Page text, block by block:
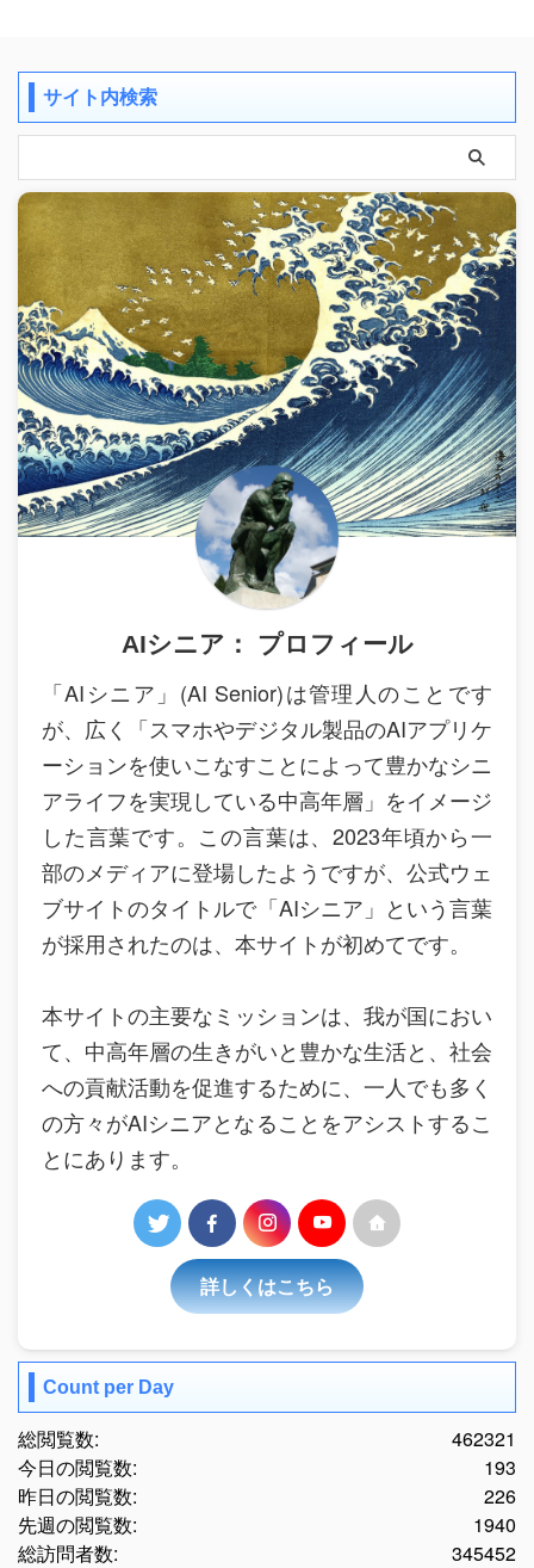
サイト内検索
AIシニア： プロフィール
「AIシニア」(AI Senior)は管理人のことです
が、広く「スマホやデジタル製品のAIアプリケ
ーションを使いこなすことによって豊かなシニ
アライフを実現している中高年層」をイメージ
した言葉です。この言葉は、2023年頃から一
部のメディアに登場したようですが、公式ウェ
ブサイトのタイトルで「AIシニア」という言葉
が採用されたのは、本サイトが初めてです。
本サイトの主要なミッションは、我が国におい
て、中高年層の生きがいと豊かな生活と、社会
への貢献活動を促進するために、一人でも多く
の方々がAIシニアとなることをアシストするこ
とにあります。
詳しくはこちら
Count per Day
462321
総閲覧数:
193
今日の閲覧数:
226
昨日の閲覧数:
1940
先週の閲覧数:
345452
総訪問者数: